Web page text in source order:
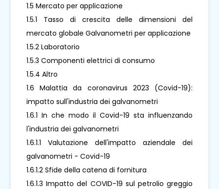
1.5 Mercato per applicazione
1.5.1 Tasso di crescita delle dimensioni del
mercato globale Galvanometri per applicazione
1.5.2 Laboratorio
1.5.3 Componenti elettrici di consumo
1.5.4 Altro
1.6 Malattia da coronavirus 2023 (Covid-19):
impatto sull'industria dei galvanometri
1.6.1 In che modo il Covid-19 sta influenzando
l'industria dei galvanometri
1.6.1.1 Valutazione dell'impatto aziendale dei
galvanometri - Covid-19
1.6.1.2 Sfide della catena di fornitura
1.6.1.3 Impatto del COVID-19 sul petrolio greggio